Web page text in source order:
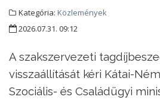
Kategória: Közlemények
2026.07.31. 09:12
A szakszervezeti
visszaállítását kéri Kátai-
Szociális- és Családügyi